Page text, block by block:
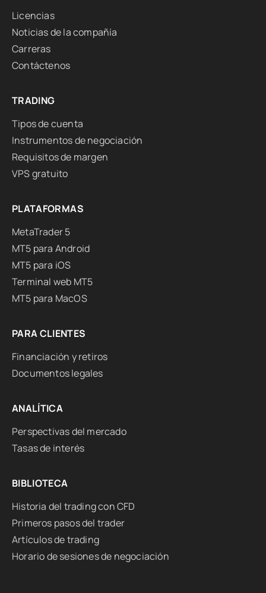
Licencias
Noticias de la compañía
Carreras
Contáctenos
TRADING
Tipos de cuenta
Instrumentos de negociación
Requisitos de margen
VPS gratuito
PLATAFORMAS
MetaTrader 5
MT5 para Android
MT5 para iOS
Terminal web MT5
MT5 para MacOS
PARA CLIENTES
Financiación y retiros
Documentos legales
ANALÍTICA
Perspectivas del mercado
Tasas de interés
BIBLIOTECA
Historia del trading con CFD
Primeros pasos del trader
Artículos de trading
Horario de sesiones de negociación